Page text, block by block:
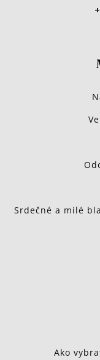
Srdečné a milé
Ako